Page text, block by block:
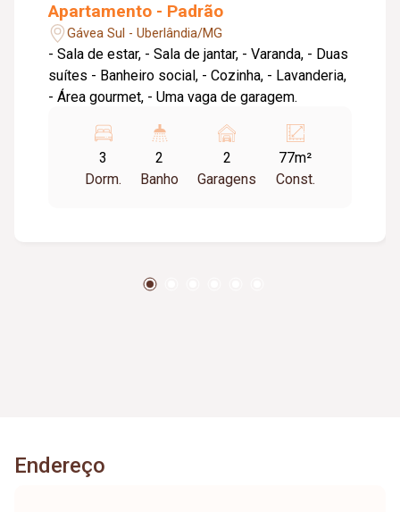
Apartamento - Padrão
Gávea Sul - Uberlândia/MG
- Sala de estar, - Sala de jantar, - Varanda, - Duas
suítes - Banheiro social, - Cozinha, - Lavanderia,
- Área gourmet, - Uma vaga de garagem.
3
Dorm.
2
Banho
2
Garagens
77m²
Const.
Endereço